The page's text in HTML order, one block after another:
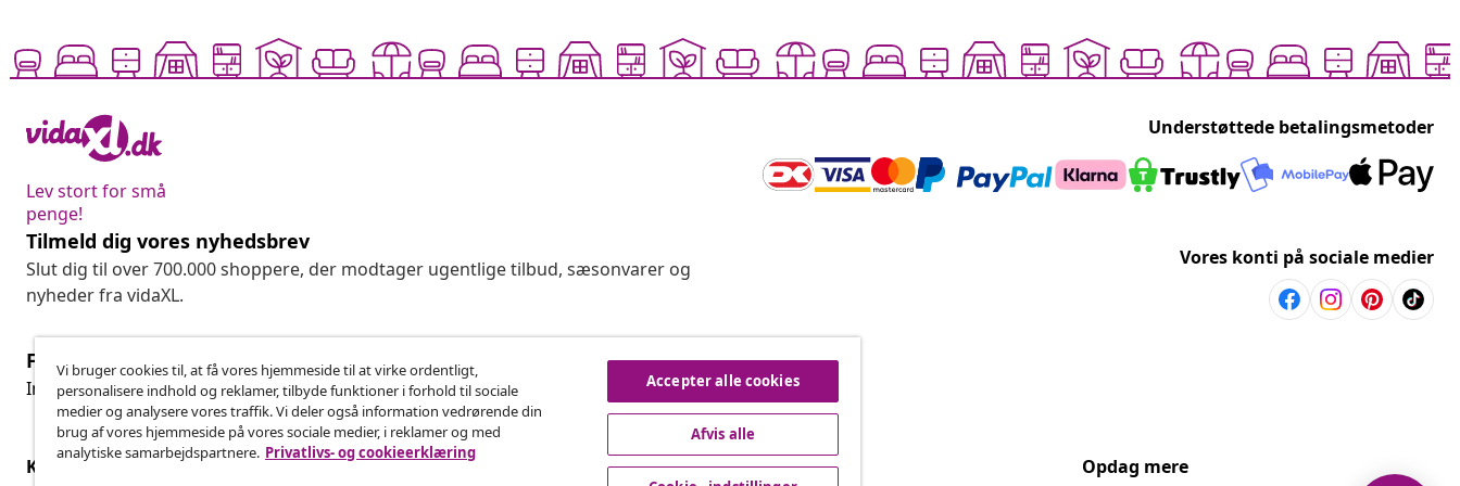
Lev stort for små
penge!
Understøttede betalingsmetoder
Tilmeld dig vores nyhedsbrev
Slut dig til over 700.000 shoppere, der modtager ugentlige tilbud, sæsonvarer og
nyheder fra vidaXL.
Vores konti på sociale medier
Fortryd køb
Indsend en anmodning om at fortryde din ordre.
Fortryd køb
Kundeservice Virksomhed vidaXL Opdag mere
Vi bruger cookies til, at få vores hjemmeside til at virke ordentligt,
personalisere indhold og reklamer, tilbyde funktioner i forhold til sociale
medier og analysere vores traffik. Vi deler også information vedrørende din
brug af vores hjemmeside på vores sociale medier, i reklamer og med
analytiske samarbejdspartnere. Privatlivs- og cookieerklæring
Accepter alle cookies
Afvis alle